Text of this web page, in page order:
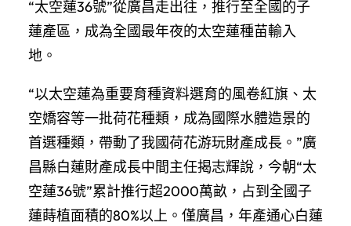
“太空蓮36號”從廣昌走出往，推行至全國的子
蓮產區，成為全國最年夜的太空蓮種苗輸入
地。
“以太空蓮為重要育種資料選育的風卷紅旗、太
空嬌容等一批荷花種類，成為國際水體造景的
首選種類，帶動了我國荷花游玩財產成長。”廣
昌縣白蓮財產成長中間主任揭志輝說，今朝“太
空蓮36號”累計推行超2000萬畝，占到全國子
蓮蒔植面積的80%以上。僅廣昌，年產通心白蓮